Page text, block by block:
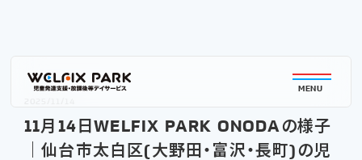
MENU
11月14日WELFIX PARK ONODAの様子
｜仙台市太白区(大野田・富沢・長町)の児